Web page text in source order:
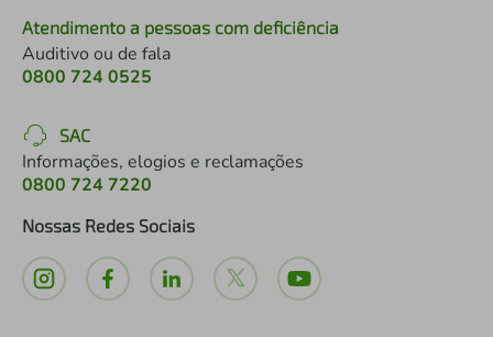
Atendimento a pessoas com deficiência
Auditivo ou de fala
0800 724 0525
SAC
Informações, elogios e reclamações
0800 724 7220
Nossas Redes Sociais